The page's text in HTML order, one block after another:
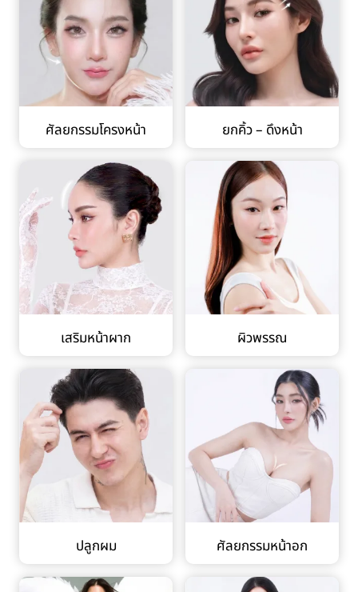
ศัลยกรรมโครงหน้า ยกคิ้ว – ดึงหน้า
เสริมหน้าผาก ผิวพรรณ
ปลูกผม ศัลยกรรมหน้าอก